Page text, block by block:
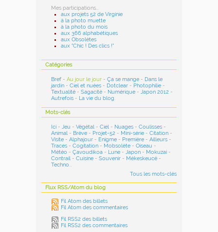
Mes participations...
aux projets 52 de Virginie
à la photo muette
à la photo du mois
aux 366 alphabétiques
aux Obsolètes
aux "Chic ! Des clics !"
Catégories
Bref -Au jour le jour -Ça se mange - Dans le
jardin -Ciel et nuées - Dotclear - Photophilie -
Textualité -Sagacité - Numérique -Japon 2012 -
Autrefois - La vie du blog.
Mots-clés
Ici -Jeu -Végétal -Ciel - Nuages -Coulisses -
Animal - Brève - Projet-52 - Mini-série -Citation -
Visite -Alphajour - Enigme - Première -Ailleurs -
Traces -Cogitation - Mobsolète -Oiseau -
Météo -Çavoudikoa - Lune -Japon - Mokuzai -
Contrail -Cuisine -Souvenir - Mékeskeucé -
Techno...
Tous les mots-clés
Flux RSS/Atom du blog
Fil Atom des billets
Fil Atom des commentaires
Fil RSS2 des billets
Fil RSS2 des commentaires